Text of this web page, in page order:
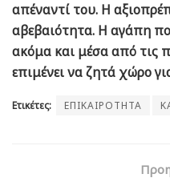
απέναντί του. Η
αβεβαιότητα. Η αγάπη
ακόμα και μέσα από τις
επιμένει να ζητά χώρο
Ετικέτες: ΕΠΙΚΑΙΡΟΤΗΤΑ